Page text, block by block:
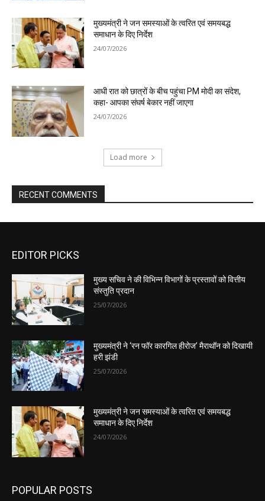
EDITOR PICKS
मुख्य सचिव ने की विभिन्न विभागों के प्रस्तावों को वित्तीय
संस्तुति प्रदान
25/07/2026
मुख्यमंत्री ने ‘रन फॉर कारगिल हीरोज’ मैराथॉन को दिखायी
हरी झंडी
25/07/2026
मुख्यमंत्री ने जन समस्याओं के त्वरित एवं समयबद्ध
समाधान के दिए निर्देश
24/07/2026
POPULAR POSTS